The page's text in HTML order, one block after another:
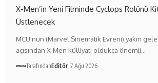
X-Men’in Yeni Filminde Cyclops Rolünü
Üstlenecek
MCU'nun (Marvel Sinematik Evreni) yakın
açısından X-Men külliyatı oldukça önemli…
TarafındanEditör 7 Ağu 2026